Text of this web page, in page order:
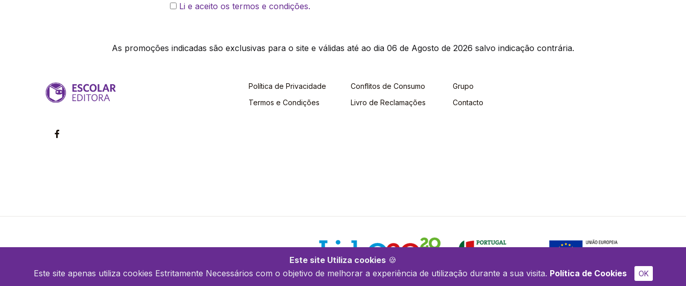
Este site Utiliza cookies 🍪
Este site apenas utiliza cookies Estritamente Necessários com o objetivo de melhorar a experiência de utilização durante a sua visita. Política de Cookies OK
Li e aceito os termos e condições.
As promoções indicadas são exclusivas para o site e válidas até ao dia 06 de Agosto de 2026 salvo indicação contrária.
Política de Privacidade
Termos e Condições
Conflitos de Consumo
Livro de Reclamações
Grupo
Contacto